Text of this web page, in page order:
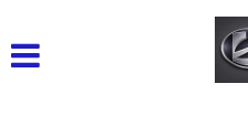
INIZIALE